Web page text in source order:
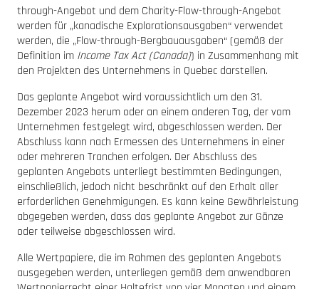
through-Angebot und dem Charity-Flow-through-Angebot
werden für „kanadische Explorationsausgaben“ verwendet
werden, die „Flow-through-Bergbauausgaben“ (gemäß der
Definition im Income Tax Act (Canada)) in Zusammenhang mit
den Projekten des Unternehmens in Quebec darstellen.
Das geplante Angebot wird voraussichtlich um den 31.
Dezember 2023 herum oder an einem anderen Tag, der vom
Unternehmen festgelegt wird, abgeschlossen werden. Der
Abschluss kann nach Ermessen des Unternehmens in einer
oder mehreren Tranchen erfolgen. Der Abschluss des
geplanten Angebots unterliegt bestimmten Bedingungen,
einschließlich, jedoch nicht beschränkt auf den Erhalt aller
erforderlichen Genehmigungen. Es kann keine Gewährleistung
abgegeben werden, dass das geplante Angebot zur Gänze
oder teilweise abgeschlossen wird.
Alle Wertpapiere, die im Rahmen des geplanten Angebots
ausgegeben werden, unterliegen gemäß dem anwendbaren